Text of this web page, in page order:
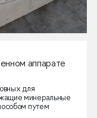
аппарате
для
минеральные
путем